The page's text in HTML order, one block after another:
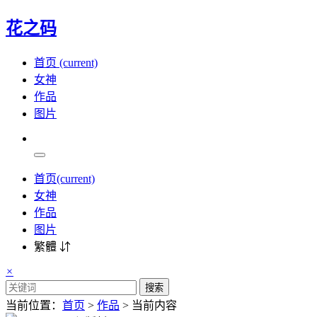
花之码
首页 (current)
女神
作品
图片
首页(current)
女神
作品
图片
繁體 ⇵
×
搜索
当前位置： 首页 > 作品 > 当前内容